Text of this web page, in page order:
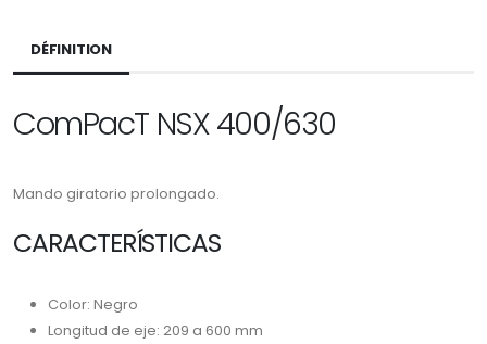
DÉFINITION
ComPacT NSX 400/630
Mando giratorio prolongado.
CARACTERÍSTICAS
Color: Negro
Longitud de eje: 209 a 600 mm